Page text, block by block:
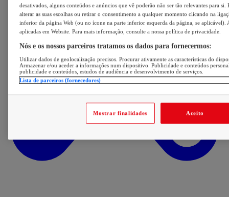
desativados, alguns conteúdos e anúncios que vê poderão não ser tão relevantes para si.
alterar as suas escolhas ou retirar o consentimento a qualquer momento clicando na
inferior da página Web (ou no ícone na parte inferior esquerda da página, se aplicável).
aplicadas em Website. Para mais informação, consulte a nossa política de privacidade.
Nós e os nossos parceiros tratamos os dados para fornecermos:
Utilizar dados de geolocalização precisos. Procurar ativamente as características do
Armazenar e/ou aceder a informações num dispositivo. Publicidade e conteúdos
publicidade e conteúdos, estudos de audiência e desenvolvimento de serviços.
Lista de parceiros (fornecedores)
Mostrar finalidades Aceito